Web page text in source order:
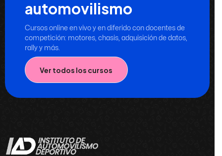
automovilismo
Cursos online en vivo y en diferido con docentes de
competición: motores, chasis, adquisición de datos,
rally y más.
Ver todos los cursos